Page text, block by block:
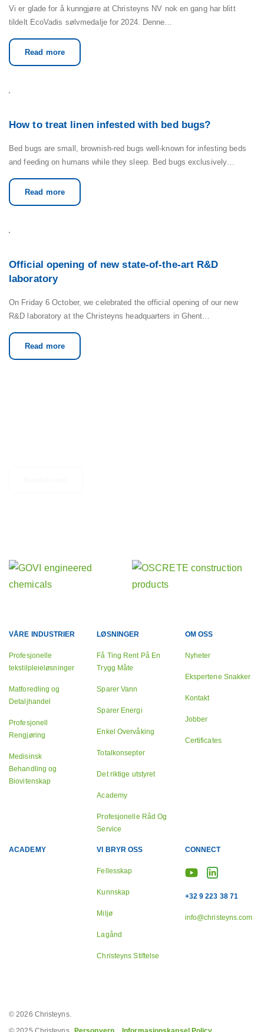
Vi er glade for å kunngjøre at Christeyns NV nok en gang har blitt
tildelt EcoVadis sølvmedalje for 2024. Denne…
Read more
How to treat linen infested with bed bugs?
Bed bugs are small, brownish-red bugs well-known for infesting beds
and feeding on humans while they sleep. Bed bugs exclusively…
Read more
Official opening of new state-of-the-art R&D
laboratory
On Friday 6 October, we celebrated the official opening of our new
R&D laboratory at the Christeyns headquarters in Ghent…
Read more
VÅRE INDUSTRIER
Profesjonelle
tekstilpleieløsninger
Matforedling og
Detaljhandel
Profesjonell
Rengjøring
Medisinsk
Behandling og
Biovitenskap
LØSNINGER
Få Ting Rent På En
Trygg Måte
Sparer Vann
Sparer Energi
Enkel Overvåking
Totalkonsepter
Det riktige utstyret
Academy
Profesjonelle Råd Og
Service
OM OSS
Nyheter
Ekspertene Snakker
Kontakt
Jobber
Certificates
ACADEMY VI BRYR OSS
Fellesskap
Kunnskap
Miljø
Lagånd
Christeyns Stiftelse
CONNECT
+32 9 223 38 71
info@christeyns.com
© 2026 Christeyns.